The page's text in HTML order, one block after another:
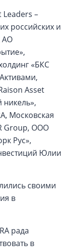
–
российских и
АО
«БКС
Asset
Московская
Group, ООО
Рус»,
Юлии
своими
в
рада
в